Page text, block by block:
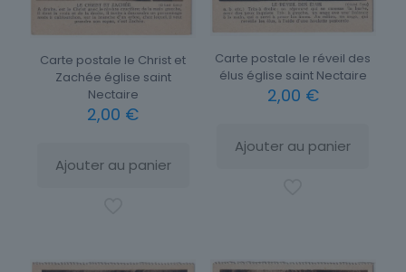
Carte postale le Christ et
Zachée église saint
Nectaire
2,00 €
Ajouter au panier
Carte postale le réveil des
élus église saint Nectaire
2,00 €
Ajouter au panier